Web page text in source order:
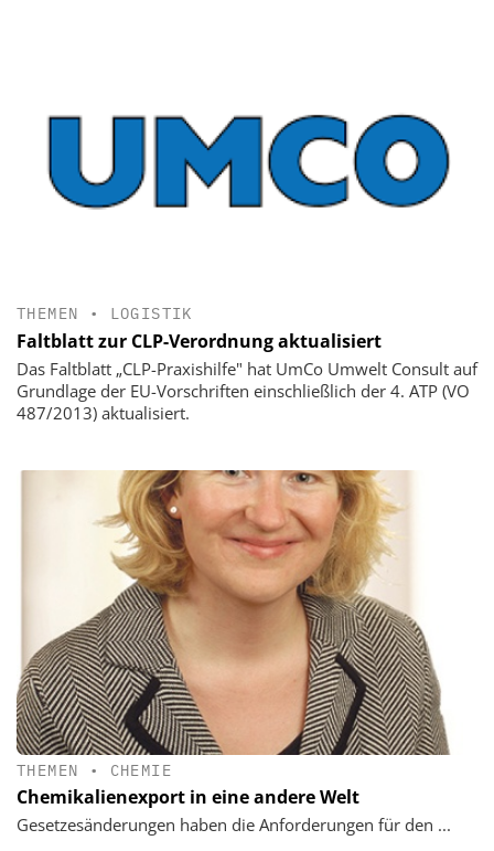
THEMEN • LOGISTIK
Faltblatt zur CLP-Verordnung aktualisiert
Das Faltblatt „CLP-Praxishilfe" hat UmCo Umwelt Consult auf
Grundlage der EU-Vorschriften einschließlich der 4. ATP (VO
487/2013) aktualisiert.
THEMEN • CHEMIE
Chemikalienexport in eine andere Welt
Gesetzesänderungen haben die Anforderungen für den ...